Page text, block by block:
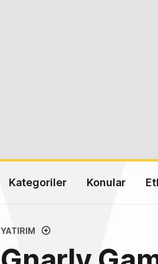
Kategoriler Konular
YATIRIM